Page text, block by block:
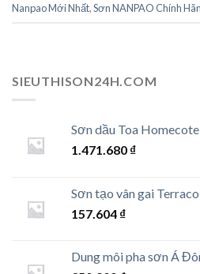
Nanpao Mới Nhất,Sơn NANPAO Chính
SIEUTHISON24H.COM
Sơn dầu Toa
1.471.680 ₫
Sơn tạo vân gai
157.604 ₫
Dung môi pha sơn Á